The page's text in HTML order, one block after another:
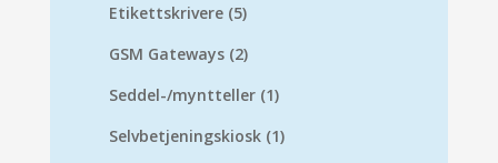
Etikettskrivere (5)
GSM Gateways (2)
Seddel-/myntteller (1)
Selvbetjeningskiosk (1)